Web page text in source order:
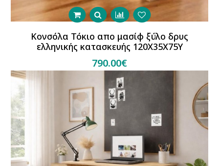
Κονσόλα Τόκιο απο μασίφ ξύλο δρυς
ελληνικής κατασκευής 120Χ35Χ75Υ
790.00€